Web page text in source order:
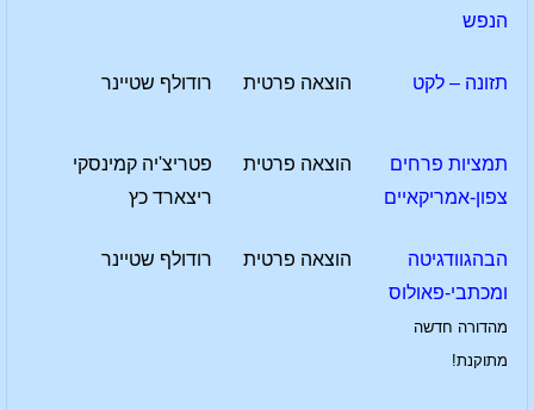
הנפש
תזונה – לקט הוצאה פרטית רודולף שטיינר
תמציות פרחים
צפון-אמריקאיים
הוצאה פרטית
פטריצ'יה קמינסקי
ריצארד כץ
הבהגוודגיטה
ומכתבי-פאולוס
מהדורה חדשה
מתוקנת!
הוצאה פרטית רודולף שטיינר